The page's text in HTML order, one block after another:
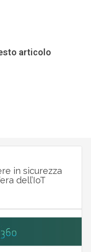
articolo
in sicurezza
dell’IoT